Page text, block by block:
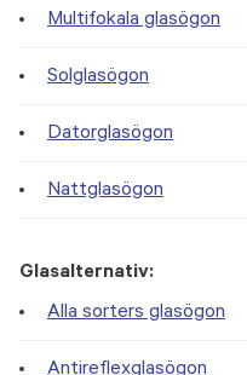
Multifokala glasögon
Solglasögon
Datorglasögon
Nattglasögon
Glasalternativ:
Alla sorters glasögon
Antireflexglasögon